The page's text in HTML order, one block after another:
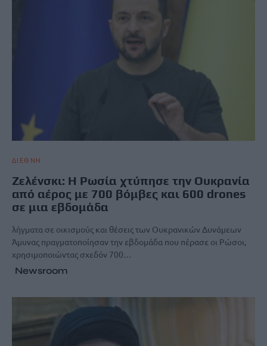
ΔΙΕΘΝΗ
Ζελένσκι: Η Ρωσία χτύπησε την Ουκρανία
από αέρος με 700 βόμβες και 600 drones
σε μια εβδομάδα
λήγματα σε οικισμούς και θέσεις των Ουκρανικών Δυνάμεων
Άμυνας πραγματοποίησαν την εβδομάδα που πέρασε οι Ρώσοι,
χρησιμοποιώντας σχεδόν 700…
Newsroom